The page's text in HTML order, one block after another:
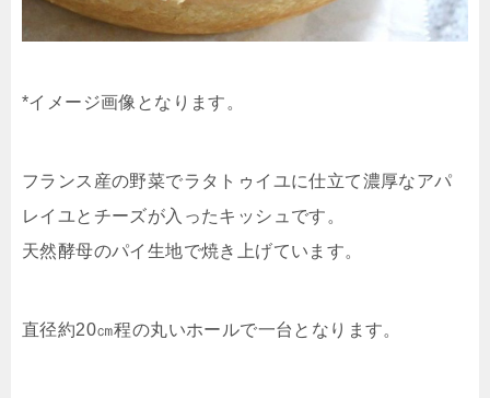
*イメージ画像となります。
フランス産の野菜でラタトゥイユに仕立て濃厚なアパ
レイユとチーズが入ったキッシュです。
天然酵母のパイ生地で焼き上げています。
直径約20㎝程の丸いホールで一台となります。